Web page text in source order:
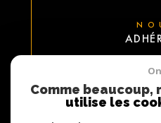
Comme beaucoup,
utilise les